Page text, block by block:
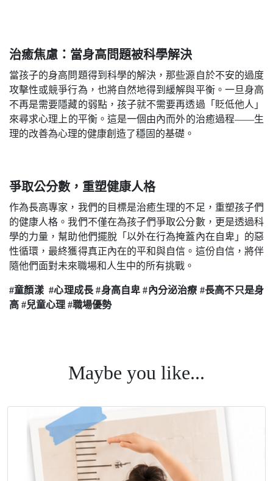
治癒焦慮：當身高問題被科學解決
當孩子的身高問題得到科學的解決，那些源自於不安的過度
攻擊性或競爭行為，也將自然地得到緩解與平衡。一旦身高
不再是需要隱藏的弱點，孩子就不需要再透過「貶低他人」
來尋求心理上的平衡。這是一個由內而外的治癒過程——生
理的改善為心理的健康創造了穩固的基礎。
爭取公分數，重塑健康人格
作為長高專家，我們的目標是治癒生理的不足，重塑孩子們
的健康人格。我們不僅在為孩子們爭取公分數，更是透過科
學的力量，幫助他們擺脫「以外在行為掩蓋內在自卑」的惡
性循環，最終獲得真正內在的平和與自信。這份自信，將伴
隨他們面對未來職場和人生中的所有挑戰。
#童顏漾 #心理成長 #身高自卑 #內分泌治療 #長高不只是身
高 #兒童心理 #職場優勢
長空間 #長高診所 #成長門診 #長高門診 #科學長高 #肥胖門
#生長激素 #抑制性早熟 #骨齡檢測 #轉骨 #登大人
Maybe you like...